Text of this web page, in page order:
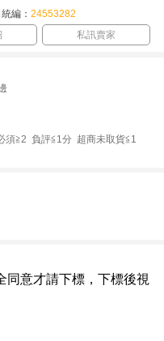
編： 24553282
私訊賣家
須≧2 負評≦1分 超商未取貨≦1